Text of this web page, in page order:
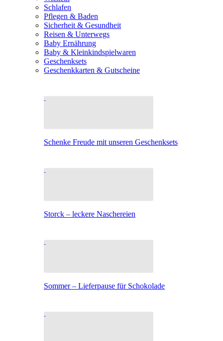
Schlafen
Pflegen & Baden
Sicherheit & Gesundheit
Reisen & Unterwegs
Baby Ernährung
Baby & Kleinkindspielwaren
Geschenksets
Geschenkkarten & Gutscheine
Schenke Freude mit unseren Geschenksets
Storck – leckere Naschereien
Sommer – Lieferpause für Schokolade